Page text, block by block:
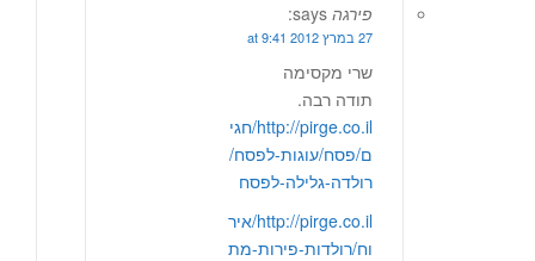
פירגה says:
27 במרץ 2012 at 9:41
שרי מקסימה
תודה רבה.
http://pirge.co.il/חגי
ם/פסח/עוגות-לפסח/
רולדה-גלילה-לפסח
http://pirge.co.il/איר
וח/רולדות-פירות-מת